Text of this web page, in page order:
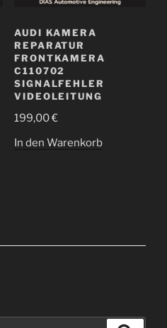
AUDI KAMERA
REPARATUR
FRONTKAMERA
C110702
SIGNALFEHLER
VIDEOLEITUNG
199,00€
In den Warenkorb